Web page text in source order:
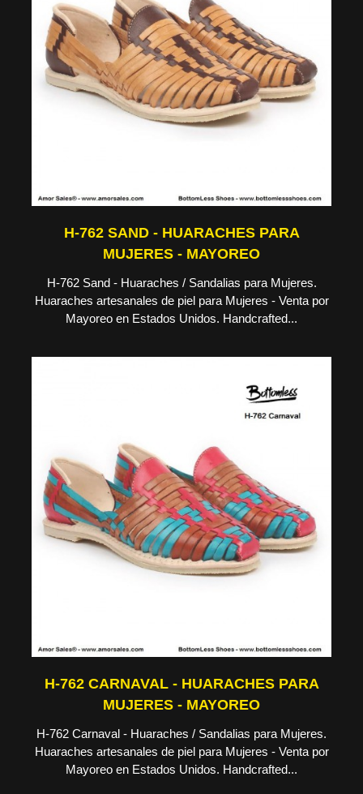
H-762 SAND - HUARACHES PARA
MUJERES - MAYOREO
H-762 Sand - Huaraches / Sandalias para Mujeres.
Huaraches artesanales de piel para Mujeres - Venta por
Mayoreo en Estados Unidos. Handcrafted...
H-762 CARNAVAL - HUARACHES PARA
MUJERES - MAYOREO
H-762 Carnaval - Huaraches / Sandalias para Mujeres.
Huaraches artesanales de piel para Mujeres - Venta por
Mayoreo en Estados Unidos. Handcrafted...